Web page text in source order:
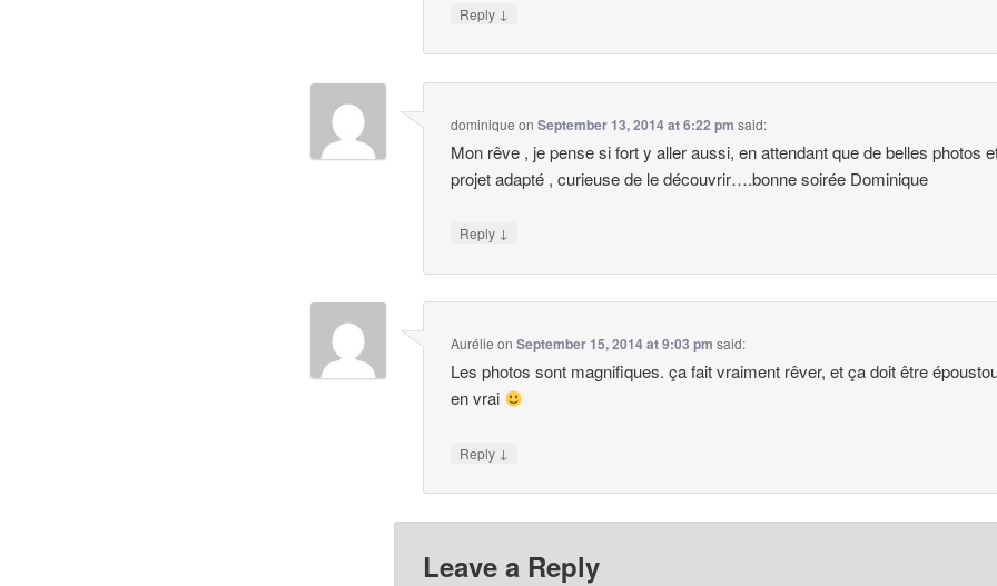
Reply ↓
dominique onSeptember 13, 2014 at 6:22 pm said:
Mon rêve , je pense si fort y aller aussi, en attendant que de belles photos
projet adapté , curieuse de le découvrir….bonne soirée Dominique
Reply ↓
Aurélie onSeptember 15, 2014 at 9:03 pm said:
Les photos sont magnifiques. ça fait vraiment rêver, et ça doit être
en vrai
Reply ↓
Leave a Reply